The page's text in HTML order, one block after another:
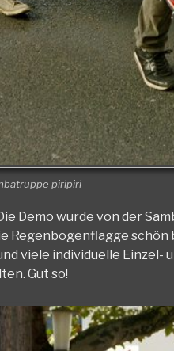
piripiri
Demo wurde von der
Regenbogenflagge schön
viele individuelle
Gut so!